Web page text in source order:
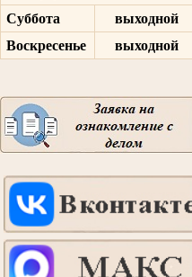
Суббота
выходной
Воскресенье
выходной